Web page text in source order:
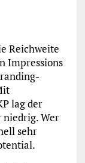
Reichweite
Impressions
lag der
niedrig. Wer
sehr